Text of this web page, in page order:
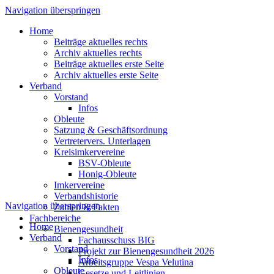
Navigation überspringen
Home
Beiträge aktuelles rechts
Archiv aktuelles rechts
Beiträge aktuelles erste Seite
Archiv aktuelles erste Seite
Verband
Vorstand
Infos
Obleute
Satzung & Geschäftsordnung
Vertretervers. Unterlagen
Kreisimkervereine
BSV-Obleute
Honig-Obleute
Imkervereine
Verbandshistorie
Zahlen & Fakten
Fachbereiche
Bienengesundheit
Fachausschuss BIG
Projekt zur Bienengesundheit 2026
Arbeitsgruppe Vespa Velutina
Navigation überspringen
Home
Verband
Vorstand
Infos
Obleute